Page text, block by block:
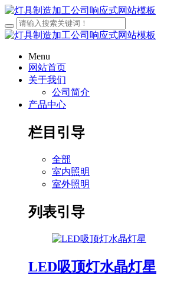
Menu
网站首页
关于我们
公司简介
产品中心
栏目引导
全部
室内照明
室外照明
列表引导
​LED吸顶灯水晶灯星